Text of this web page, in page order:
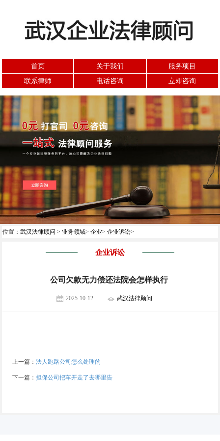
首页 关于我们
服务项目
联系律师
电话咨询 立即咨询
位置： 武汉法律顾问 > 业务领域> 企业> 企业诉讼>
企业诉讼
公司欠款无力偿还法院会怎样执行
2025-10-12 武汉法律顾问
上一篇： 法人跑路公司怎么处理的
下一篇： 担保公司把车开走了去哪里告